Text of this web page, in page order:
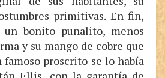
primitivas. En fin,
un bonito puñalito, menos
y su mango de cobre que
famoso proscrito se lo había